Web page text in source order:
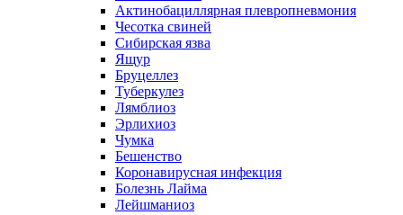
Актинобациллярная плевропневмония
Чесотка свиней
Сибирская язва
Ящур
Бруцеллез
Туберкулез
Лямблиоз
Эрлихиоз
Чумка
Бешенство
Коронавирусная инфекция
Болезнь Лайма
Лейшманиоз